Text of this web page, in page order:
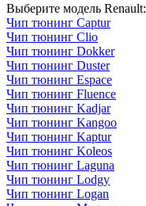
Выберите модель Renault:
Чип тюнинг Captur
Чип тюнинг Clio
Чип тюнинг Dokker
Чип тюнинг Duster
Чип тюнинг Espace
Чип тюнинг Fluence
Чип тюнинг Kadjar
Чип тюнинг Kangoo
Чип тюнинг Kaptur
Чип тюнинг Koleos
Чип тюнинг Laguna
Чип тюнинг Lodgy
Чип тюнинг Logan